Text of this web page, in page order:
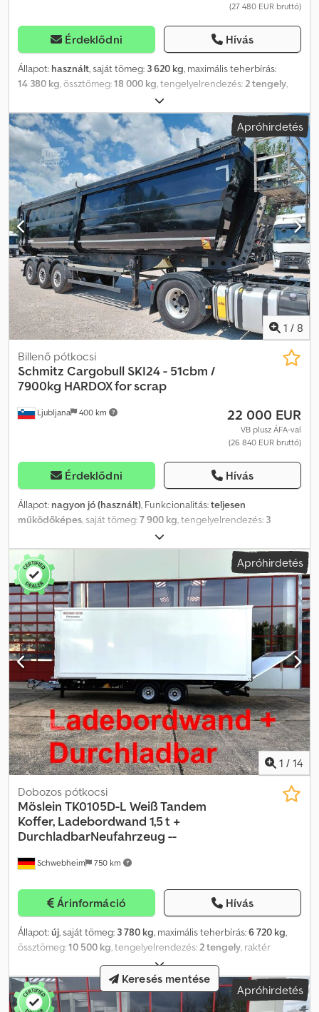
(27 480 EUR bruttó)
Érdeklődni Hívás
Állapot: használt, saját tömeg: 3 620 kg, maximális teherbírás:
14 380 kg, össztömeg:18 000 kg, tengelyelrendezés:2 tengely,
06/2025
rakodótér szélesség:2 480 mm, raktérmagasság:1 000 mm, teljes
hossz:2 550 mm, felfüggesztés: levegő, abroncs méret:
385/65R22,5, tengelytáv:4 980 mm, Felszereltség:ABS, | Humbaur
HD18 építőipari utánfutó | SAF tengelyek tárcsafékkel | Rakodótér
méretei: H 7,1 m, Sz 2,48 m | Előfal magassága: 1,20 m | Alumínium
oldalfal magassága: 1,00 m | Gumiabroncsok: 385/55 R22,5 | Külső,
lyukacsos váz | Állítható vonórudazat | Vonószem 40 mm | Új
műszaki vizsga | Nagyon jó állapotban | Ausztriai jármű | A hibák, a
beviteli hibák és az előzetes értékesítés fenntartva. Dksdjznn
Hfspfx Aifor
Apróhirdetés
1 / 8
Ljubljana 400 km
Billenő pótkocsi
Schmitz Cargobull SKI24 - 51cbm /
7900kg HARDOX for scrap
22 000 EUR
VB plusz ÁFA-val
(26 840 EUR bruttó)
Érdeklődni Hívás
Állapot: nagyon jó (használt), Funkcionalitás:teljesen
működőképes, saját tömeg:7 900 kg, tengelyelrendezés: 3
, első forgalomba helyezés:
szín:fekete, Felszereltség:ABS, ELADÓ, JÓ ÁLLAPOTÚ SCHMITZ
HARDOX BILLENCSES PÓTKOCSI, BONTÁSRA: - ELSŐ
REGISZTRÁCIÓ: 2020.06., DE 2022.03-tól HASZNÁLT - 51 m³ - 7900
kg - REZGETŐ - ALUMÍNIUM FELNIK - GUMIK 60%-OS
ÁLLAPOTBAN - JÓL KARBANTARTOTT, JÓ FÉKEK - JÓ ÁLLAPOTÚ
PONYVA Dsdpfezq S Nijx Aifskr - MŰANYAG SZERSZÁMTÁROLÓ,
LÉTRA MEGTEKINTHETŐ LJUBLJANÁBAN, ELÉRHETŐ A
VIBEREN/WHATSAPPON.
Apróhirdetés
1 / 14
Schwebheim 750 km
Dobozos pótkocsi
Möslein TK0105D-L Weiß Tandem
Koffer, Ladebordwand 1,5 t +
DurchladbarNeufahrzeug --
Árinformáció Hívás
Állapot:új, saját tömeg: 3 780 kg, maximális teherbírás:6 720 kg,
össztömeg:10 500 kg, tengelyelrendezés:2 tengely, raktér
, rakodótér szélesség:2 480 mm
raktérmagasság:2 420 mm, rakodótér térfogata:42 m³,
felfüggesztés:levegő, abroncs méret:245/70 R 17,5, tengelytáv:
990 mm, szín:egyéb, hajtástípus:egyéb, első gumi méret: 245/70
Apróhirdetés
Keresés mentése